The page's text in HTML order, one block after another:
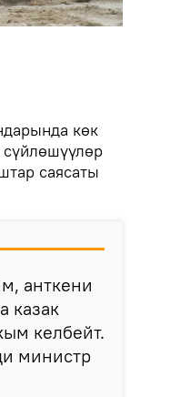
көк
саясаты
анткени
казак
келбейт.
министр